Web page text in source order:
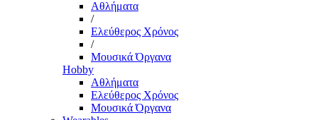
Αθλήματα
/
Ελεύθερος Χρόνος
/
Μουσικά Όργανα
Hobby
Αθλήματα
Ελεύθερος Χρόνος
Μουσικά Όργανα